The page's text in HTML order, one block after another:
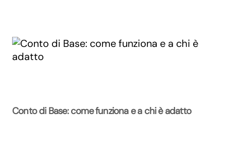
Conto di Base: come funziona e a chi è adatto